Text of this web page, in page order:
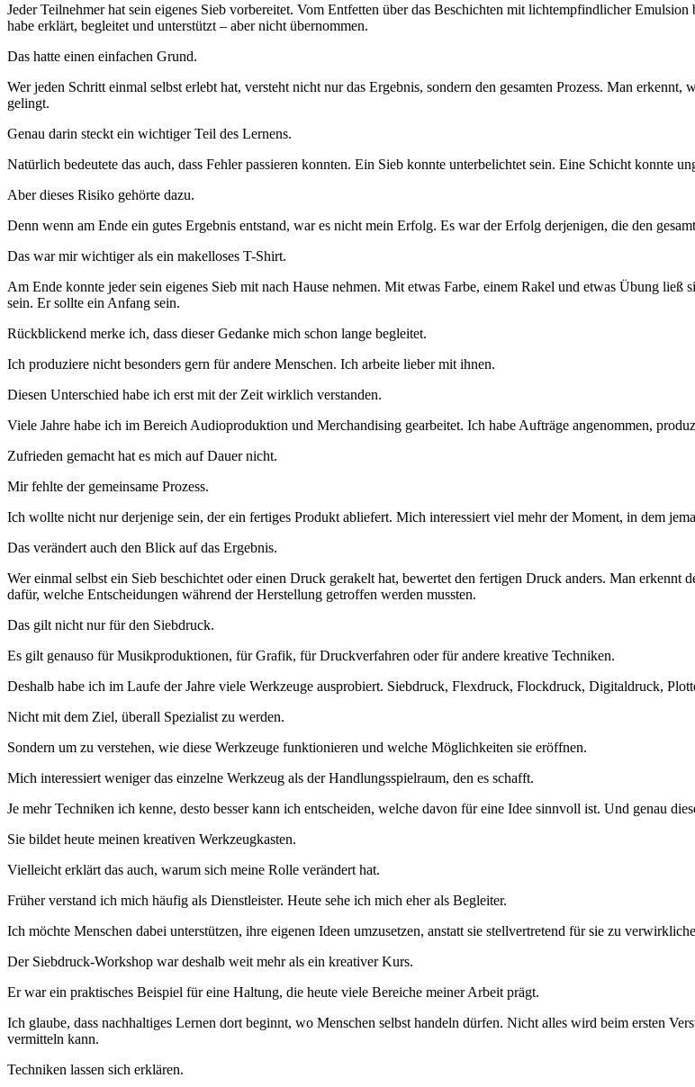
Jeder Teilnehmer hat sein eigenes Sieb vorbereitet. Vom Entfetten über das Beschichten mit lichtempfindlicher
habe erklärt, begleitet und unterstützt – aber nicht übernommen.
Das hatte einen einfachen Grund.
Wer jeden Schritt einmal selbst erlebt hat, versteht nicht nur das Ergebnis, sondern den gesamten Prozess. Man
gelingt.
Genau darin steckt ein wichtiger Teil des Lernens.
Natürlich bedeutete das auch, dass Fehler passieren konnten. Ein Sieb konnte unterbelichtet sein. Eine Schicht konnte
Aber dieses Risiko gehörte dazu.
Denn wenn am Ende ein gutes Ergebnis entstand, war es nicht mein Erfolg. Es war der Erfolg derjenigen, die den
Das war mir wichtiger als ein makelloses T-Shirt.
Am Ende konnte jeder sein eigenes Sieb mit nach Hause nehmen. Mit etwas Farbe, einem Rakel und etwas Übung
sein. Er sollte ein Anfang sein.
Rückblickend merke ich, dass dieser Gedanke mich schon lange begleitet.
Ich produziere nicht besonders gern für andere Menschen. Ich arbeite lieber mit ihnen.
Diesen Unterschied habe ich erst mit der Zeit wirklich verstanden.
Viele Jahre habe ich im Bereich Audioproduktion und Merchandising gearbeitet. Ich habe Aufträge angenommen,
Zufrieden gemacht hat es mich auf Dauer nicht.
Mir fehlte der gemeinsame Prozess.
Ich wollte nicht nur derjenige sein, der ein fertiges Produkt abliefert. Mich interessiert viel mehr der Moment, in dem
Das verändert auch den Blick auf das Ergebnis.
Wer einmal selbst ein Sieb beschichtet oder einen Druck gerakelt hat, bewertet den fertigen Druck anders. Man
dafür, welche Entscheidungen während der Herstellung getroffen werden mussten.
Das gilt nicht nur für den Siebdruck.
Es gilt genauso für Musikproduktionen, für Grafik, für Druckverfahren oder für andere kreative Techniken.
Deshalb habe ich im Laufe der Jahre viele Werkzeuge ausprobiert. Siebdruck, Flexdruck, Flockdruck, Digitaldruck,
Nicht mit dem Ziel, überall Spezialist zu werden.
Sondern um zu verstehen, wie diese Werkzeuge funktionieren und welche Möglichkeiten sie eröffnen.
Mich interessiert weniger das einzelne Werkzeug als der Handlungsspielraum, den es schafft.
Je mehr Techniken ich kenne, desto besser kann ich entscheiden, welche davon für eine Idee sinnvoll ist. Und genau
Sie bildet heute meinen kreativen Werkzeugkasten.
Vielleicht erklärt das auch, warum sich meine Rolle verändert hat.
Früher verstand ich mich häufig als Dienstleister. Heute sehe ich mich eher als Begleiter.
Ich möchte Menschen dabei unterstützen, ihre eigenen Ideen umzusetzen, anstatt sie stellvertretend für sie zu
Der Siebdruck-Workshop war deshalb weit mehr als ein kreativer Kurs.
Er war ein praktisches Beispiel für eine Haltung, die heute viele Bereiche meiner Arbeit prägt.
Ich glaube, dass nachhaltiges Lernen dort beginnt, wo Menschen selbst handeln dürfen. Nicht alles wird beim ersten
vermitteln kann.
Techniken lassen sich erklären.